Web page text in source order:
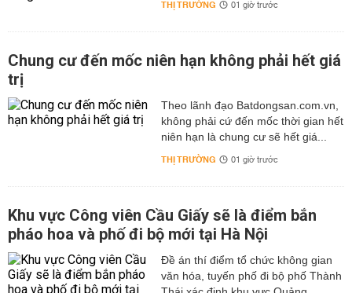
THỊ TRƯỜNG 01 giờ trước
Chung cư đến mốc niên hạn không phải hết giá
trị
Theo lãnh đạo Batdongsan.com.vn,
không phải cứ đến mốc thời gian hết
niên hạn là chung cư sẽ hết giá...
THỊ TRƯỜNG 01 giờ trước
Khu vực Công viên Cầu Giấy sẽ là điểm bắn
pháo hoa và phố đi bộ mới tại Hà Nội
Đề án thí điểm tổ chức không gian
văn hóa, tuyến phố đi bộ phố Thành